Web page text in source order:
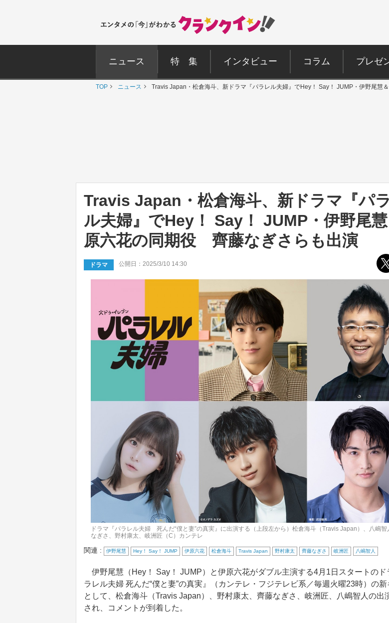
ニュース 特 集 インタビュー コラム プレゼ
TOP ニュース Travis Japan・松倉海斗、新ドラマ『パラレル夫婦』でHey！ Say！ JUMP・伊野尾
Travis Japan・松倉海斗、新ドラマ『パ
ル夫婦』でHey！ Say！ JUMP・伊野尾
原六花の同期役 齊藤なぎさらも出演
ドラマ 公開日：2025/3/10 14:30
ドラマ『パラレル夫婦 死んだ“僕と妻”の真実』に出演する（上段左から）松倉海斗（Travis Japan）、八嶋智
なぎさ、野村康太、岐洲匠（C）カンテレ
関連 : 伊野尾慧 Hey！ Say！ JUMP 伊原六花 松倉海斗 Travis Japan 野村康太 齊藤なぎさ 岐洲匠 八嶋智人
伊野尾慧（Hey！ Say！ JUMP）と伊原六花がダブル主演する4月1日スタートのド
ラレル夫婦 死んだ“僕と妻”の真実』（カンテレ・フジテレビ系／毎週火曜23時）の新
として、松倉海斗（Travis Japan）、野村康太、齊藤なぎさ、岐洲匠、八嶋智人の出
され、コメントが到着した。